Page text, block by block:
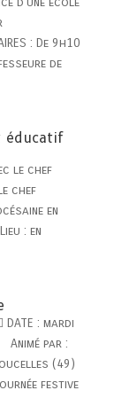
: De 9h10
de
éducatif
le chef
chef
en
: en
: mardi
Animé par :
(49)
festive